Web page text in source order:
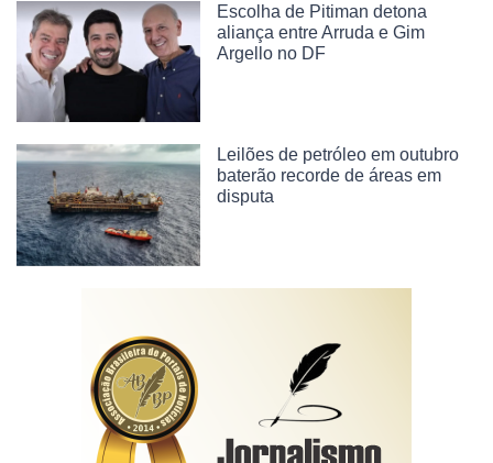
Escolha de Pitiman detona
aliança entre Arruda e Gim
Argello no DF
Leilões de petróleo em outubro
baterão recorde de áreas em
disputa